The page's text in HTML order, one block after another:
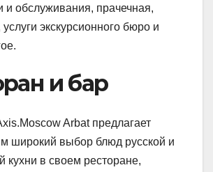
и обслуживания, прачечная,
экскурсионного бюро и
и бар
Arbat предлагает
широкий выбор блюд русской и
кухни в своем ресторане,